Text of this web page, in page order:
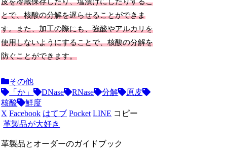
皮を冷蔵保存したり、塩漬けにしたりするこ
とで、核酸の分解を遅らせることができま
す。また、加工の際にも、強酸やアルカリを
使用しないようにすることで、核酸の分解を
防ぐことができます。
その他
「か」
DNase RNase 分解
原皮
核酸
鮮度
X Facebook はてブ Pocket LINE コピー
革製品が大好き
革製品とオーダーのガイドブック